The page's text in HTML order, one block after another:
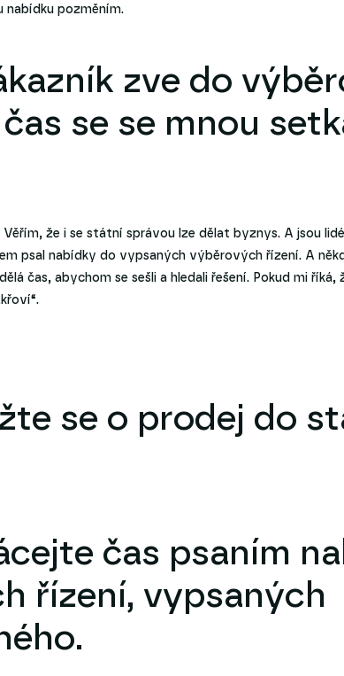
nabídku pozměním.
zve do
se se mnou
že i se státní správou lze dělat byznys. A jsou
psal nabídky do vypsaných výběrových řízení. A
čas, abychom se sešli a hledali řešení. Pokud mi říká,
se o prodej do
čas psaním
řízení, vypsaných